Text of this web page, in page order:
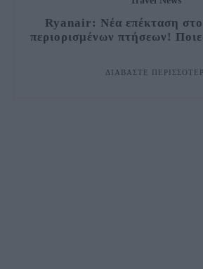
Ryanair: Νέα επέκταση
περιορισμένων πτήσεων!
ΔΙΑΒΆΣΤΕ